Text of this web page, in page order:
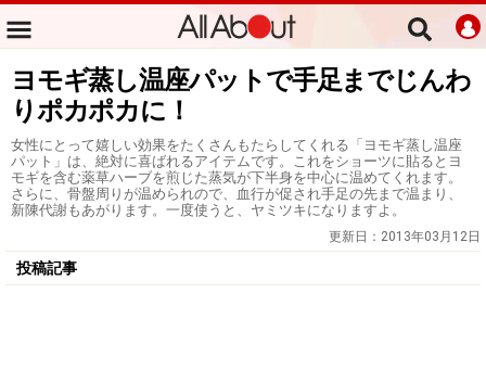
ヨモギ蒸し温座パットで手足までじんわ
りポカポカに！
女性にとって嬉しい効果をたくさんもたらしてくれる「ヨモギ蒸し温座
パット」は、絶対に喜ばれるアイテムです。これをショーツに貼るとヨ
モギを含む薬草ハーブを煎じた蒸気が下半身を中心に温めてくれます。
さらに、骨盤周りが温められので、血行が促され手足の先まで温まり、
新陳代謝もあがります。一度使うと、ヤミツキになりますよ。
更新日： 2013年03月12日
投稿記事